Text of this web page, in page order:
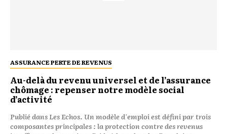
ASSURANCE PERTE DE REVENUS
Au-delà du revenu universel et de l’assurance
chômage : repenser notre modèle social
d’activité
Publié dans Les Echos. Un modèle d'emploi est défini par trois
composantes principales : la protection contre des revenus